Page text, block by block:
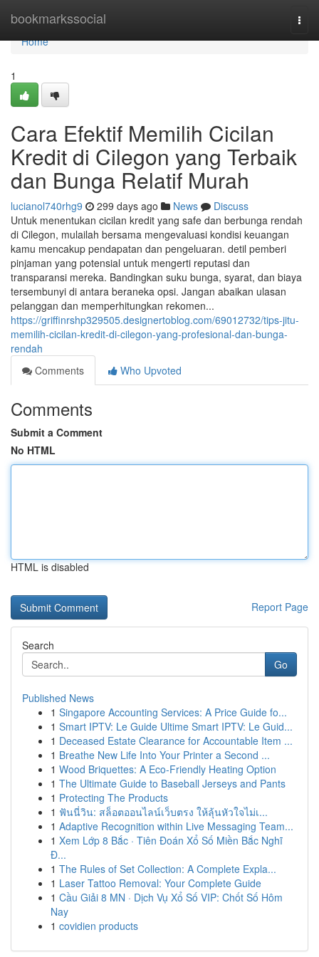
bookmarkssocial
Home
Home
1
Cara Efektif Memilih Cicilan
Kredit di Cilegon yang Terbaik
dan Bunga Relatif Murah
lucianol740rhg9 299 days ago News
Discuss
Untuk menentukan cicilan kredit yang safe dan berbunga rendah
di Cilegon, mulailah bersama mengevaluasi kondisi keuangan
kamu mencakup pendapatan dan pengeluaran. detil pemberi
pinjaman yang potensial untuk mengerti reputasi dan
transparansi mereka. Bandingkan suku bunga, syarat, dan biaya
tersembunyi di antara beraneka opsi. Jangan abaikan ulasan
pelanggan dan memperhitungkan rekomen...
https://griffinrshp329505.designertoblog.com/69012732/tips-jitu-
memilih-cicilan-kredit-di-cilegon-yang-profesional-dan-bunga-
rendah
Comments
Who Upvoted
Comments
Submit a Comment
No HTML
HTML is disabled
Report Page
Search
Go
Published News
1 Singapore Accounting Services: A Price Guide fo...
1 Smart IPTV: Le Guide Ultime Smart IPTV: Le Guid...
1 Deceased Estate Clearance for Accountable Item ...
1 Breathe New Life Into Your Printer a Second ...
1 Wood Briquettes: A Eco-Friendly Heating Option
1 The Ultimate Guide to Baseball Jerseys and Pants
1 Protecting The Products
1 ฟันนี่วิน: สล็อตออนไลน์เว็บตรง ให้ลุ้นหัวใจไม่เ...
1 Adaptive Recognition within Live Messaging Team...
1 Xem Lớp 8 Bắc · Tiên Đoán Xổ Số Miền Bắc Nghĩ
Đ...
1 The Rules of Set Collection: A Complete Expla...
1 Laser Tattoo Removal: Your Complete Guide
1 Cầu Giải 8 MN · Dịch Vụ Xổ Số VIP: Chốt Số Hôm
Nay
1 covidien products